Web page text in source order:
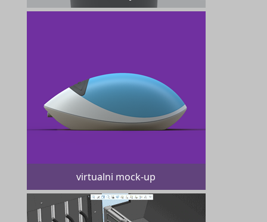
virtualni mock-up